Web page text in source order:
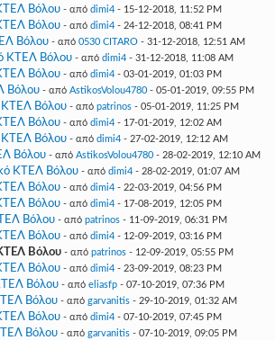
Βόλου - από dimi4 - 15-12-2018, 11:52 PM
Βόλου - από dimi4 - 24-12-2018, 08:41 PM
Βόλου - από 0530 CITARO - 31-12-2018, 12:51 AM
ΚΤΕΛ Βόλου - από dimi4 - 31-12-2018, 11:08 AM
Βόλου - από dimi4 - 03-01-2019, 01:03 PM
Βόλου - από AstikosVolou4780 - 05-01-2019, 09:55 PM
ΚΤΕΛ Βόλου - από patrinos - 05-01-2019, 11:25 PM
Βόλου - από dimi4 - 17-01-2019, 12:02 AM
ΚΤΕΛ Βόλου - από dimi4- 27-02-2019, 12:12 AM
Βόλου - από AstikosVolou4780- 28-02-2019, 12:10 AM
ΚΤΕΛ Βόλου - από dimi4- 28-02-2019, 01:07 AM
Βόλου - από dimi4 - 22-03-2019, 04:56 PM
Βόλου - από dimi4 - 17-08-2019, 12:05 PM
Βόλου - από patrinos - 11-09-2019, 06:31 PM
Βόλου - από dimi4 - 12-09-2019, 03:16 PM
Βόλου - από patrinos- 12-09-2019, 05:55 PM
Βόλου - από dimi4 - 23-09-2019, 08:23 PM
Βόλου - από eliasfp- 07-10-2019, 07:36 PM
Βόλου - από garvanitis- 29-10-2019, 01:32 AM
Βόλου - από dimi4 - 07-10-2019, 07:45 PM
Βόλου - από garvanitis- 07-10-2019, 09:05 PM